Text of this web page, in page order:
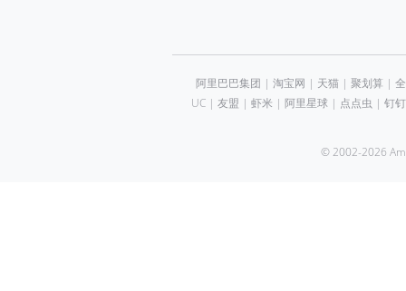
阿里巴巴集团 | 淘宝网 | 天猫| 聚划算 |
UC| 友盟 | 虾米 | 阿里星球| 点点虫 | 钉钉
© 2002-2026